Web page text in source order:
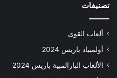
تصنيفات
ألعاب القوى
أولمبياد باريس 2024
الألعاب البارالمبية باريس 2024